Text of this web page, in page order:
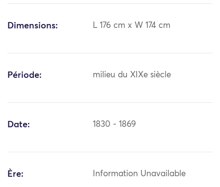
Dimensions: L 176 cm x W 174 cm
Période: milieu du XIXe siècle
Date: 1830 - 1869
Ère: Information Unavailable